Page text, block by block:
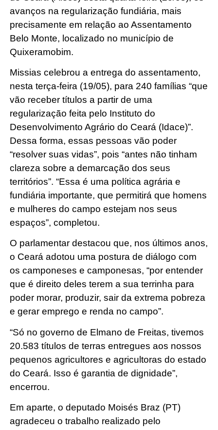
avanços na regularização fundiária, mais
precisamente em relação ao Assentamento
Belo Monte, localizado no município de
Quixeramobim.
Missias celebrou a entrega do assentamento,
nesta terça-feira (19/05), para 240 famílias “que
vão receber títulos a partir de uma
regularização feita pelo Instituto do
Desenvolvimento Agrário do Ceará (Idace)”.
Dessa forma, essas pessoas vão poder
“resolver suas vidas”, pois “antes não tinham
clareza sobre a demarcação dos seus
territórios”. “Essa é uma política agrária e
fundiária importante, que permitirá que homens
e mulheres do campo estejam nos seus
espaços”, completou.
O parlamentar destacou que, nos últimos anos,
o Ceará adotou uma postura de diálogo com
os camponeses e camponesas, “por entender
que é direito deles terem a sua terrinha para
poder morar, produzir, sair da extrema pobreza
e gerar emprego e renda no campo”.
“Só no governo de Elmano de Freitas, tivemos
20.583 títulos de terras entregues aos nossos
pequenos agricultores e agricultoras do estado
do Ceará. Isso é garantia de dignidade”,
encerrou.
Em aparte, o deputado Moisés Braz (PT)
agradeceu o trabalho realizado pelo